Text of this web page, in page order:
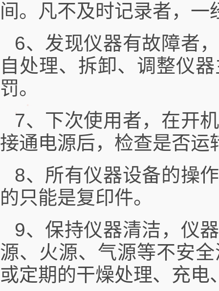
间。凡不及时记录者，
6、发现仪器有故障者
自处理、拆卸、调整仪
罚。
7、下次使用者，在开
接通电源后，检查是否运
8、所有仪器设备的操
的只能是复印件。
9、保持仪器清洁，仪
源、火源、气源等不安
或定期的干燥处理、充